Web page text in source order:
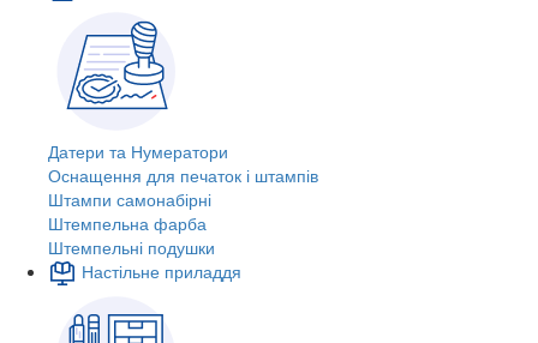
Датери та Нумератори
Оснащення для печаток і штампів
Штампи самонабірні
Штемпельна фарба
Штемпельні подушки
Настільне приладдя